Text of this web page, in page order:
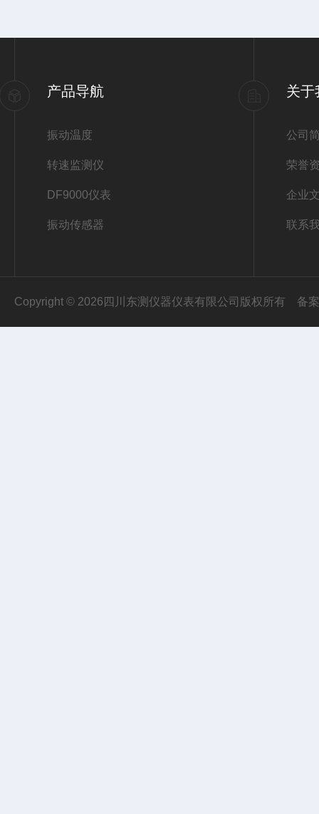
产品导航
振动温度
转速监测仪
DF9000仪表
振动传感器
关于
公司
荣誉
企业
联系
Copyright © 2026四川东测仪器仪表有限公司版权所有 备